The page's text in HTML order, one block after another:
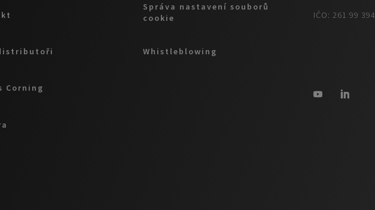
Corning
Správa nastavení souborů
cookie
Whistleblowing
IČO: 261 99 394